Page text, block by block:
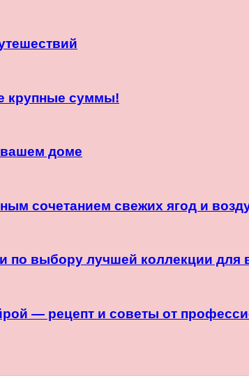
крупные суммы!
вашем доме
сочетанием свежих ягод и
выбору лучшей коллекции для
— рецепт и советы от